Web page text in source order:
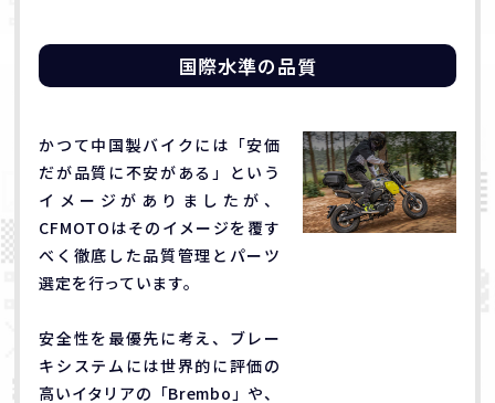
国際水準の品質
かつて中国製バイクには「安価
だが品質に不安がある」という
イメージがありましたが、
CFMOTOはそのイメージを覆す
べく徹底した品質管理とパーツ
選定を行っています。
安全性を最優先に考え、ブレー
キシステムには世界的に評価の
高いイタリアの「Brembo」や、